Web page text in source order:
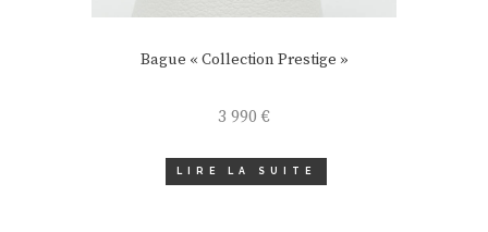
Bague « Collection Prestige »
3 990 €
LIRE LA SUITE